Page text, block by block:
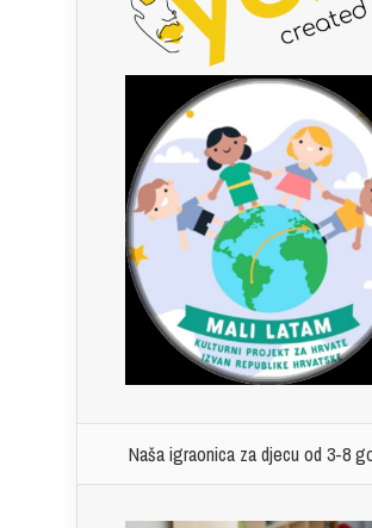
Naša igraonica za djecu od 3-8